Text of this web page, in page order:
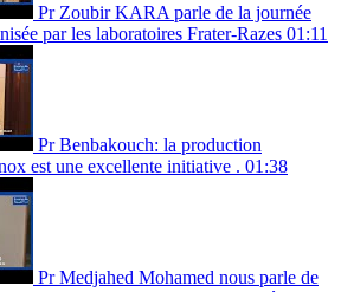
Pr Zoubir KARA parle de la journée
par les laboratoires Frater-Razes 01:11
Pr Benbakouch: la production
est une excellente initiative . 01:38
Pr Medjahed Mohamed nous parle de